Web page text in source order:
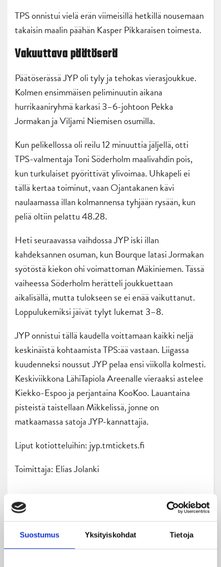
Suostumus Yksityiskohdat Tietoja
TPS onnistui vielä erän viimeisillä hetkillä nousemaan
takaisin maalin päähän Kasper Pikkaraisen toimesta.
Vakuuttava päätöserä
Päätöserässä JYP oli tyly ja tehokas vierasjoukkue.
Kolmen ensimmäisen peliminuutin aikana
hurrikaaniryhmä karkasi 3–6-johtoon Pekka
Jormakan ja Viljami Niemisen osumilla.
Kun pelikellossa oli reilu 12 minuuttia jäljellä, otti
TPS-valmentaja Toni Söderholm maalivahdin pois,
kun turkulaiset pyörittivät ylivoimaa. Uhkapeli ei
tällä kertaa toiminut, vaan Ojantakanen kävi
naulaamassa illan kolmannensa tyhjään rysään, kun
peliä oltiin pelattu 48.28.
Heti seuraavassa vaihdossa JYP iski illan
kahdeksannen osuman, kun Bourque latasi Jormakan
syötöstä kiekon ohi voimattoman Mäkiniemen. Tässä
vaiheessa Söderholm herätteli joukkuettaan
aikalisällä, mutta tulokseen se ei enää vaikuttanut.
Loppulukemiksi jäivät tylyt lukemat 3–8.
JYP onnistui tällä kaudella voittamaan kaikki neljä
keskinäistä kohtaamista TPS:ää vastaan. Liigassa
kuudenneksi noussut JYP pelaa ensi viikolla kolmesti.
Keskiviikkona LähiTapiola Areenalle vieraaksi astelee
Kiekko-Espoo ja perjantaina KooKoo. Lauantaina
pisteistä taistellaan Mikkelissä, jonne on
matkaamassa satoja JYP-kannattajia.
Liput kotiotteluihin: jyp.tmtickets.fi
Toimittaja: Elias Jolanki